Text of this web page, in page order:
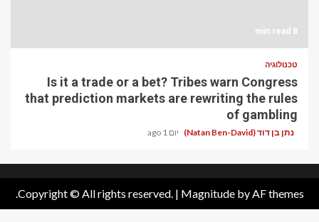
Is it a trade or a
that prediction
Copyright © All rights